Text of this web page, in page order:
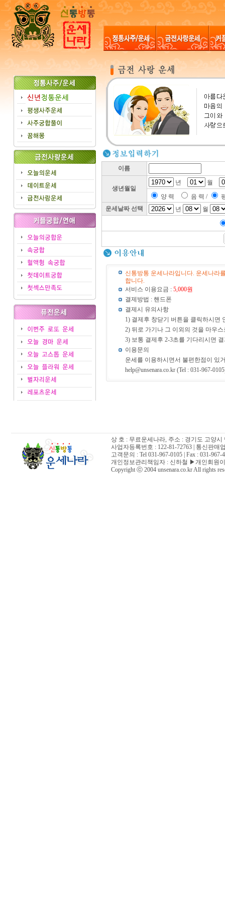
이름
생년월일
년
월
양 력
음 력 /
운세날짜 선택
년 월
신통방통 운세나라입니다. 운세나라
합니다.
서비스 이용요금 : 5,000원
결제방법 : 핸드폰
결제시 유의사항
1) 결제후 창닫기 버튼을 클릭하시면
2) 뒤로 가기나 그 이외의 것을 마우
3) 보통 결제후 2-3초를 기다리시면
이용문의
운세를 이용하시면서 불편한점이 있
help@unsenara.co.kr (Tel : 031-967-
상 호 : 무료운세나라, 주소 : 경기도 고양시
사업자등록번호 : 122-81-72763 | 통신판매
고객문의 : Tel 031-967-0105 | Fax : 031-
개인정보관리책임자 : 신하철 ▶개인회원
Copyright ⓒ 2004 unsenara.co.kr All rights